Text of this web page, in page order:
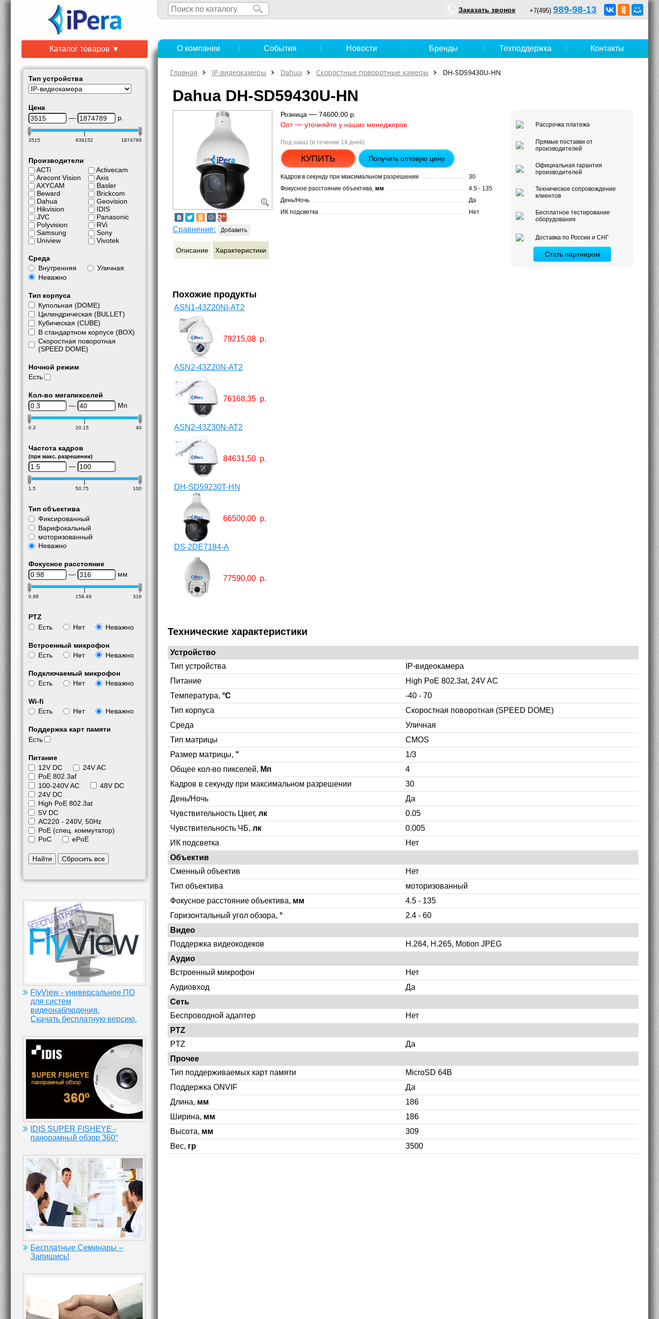
+7(495) 989-98-13
Заказать звонок
Каталог товаров ▼
Тип устройства
Цена
—
р.
3515 939152 1874789
Производители
ACTi
Arecont Vision
AXYCAM
Beward
Dahua
Hikvision
JVC
Polyvision
Samsung
Uniview
Activecam
Axis
Basler
Brickcom
Geovision
IDIS
Panasonic
RVi
Sony
Vivotek
Среда
Внутренняя
Уличная
Неважно
Тип корпуса
Купольная (DOME)
Цилиндрическая (BULLET)
Кубическая (CUBE)
В стандартном корпусе (BOX)
Скоростная поворотная
(SPEED DOME)
Ночной режим
Есть
Кол-во мегапикселей
—
Мп
0.3 20.15 40
Частота кадров
(при макс. разрешении)
—
1.5 50.75 100
Тип объектива
Фиксированный
Варифокальный
моторизованный
Неважно
Фокусное расстояние
—
мм
0.98 158.49 316
PTZ
Есть
Нет Неважно
Встроенный микрофон
Есть
Нет Неважно
Подключаемый микрофон
Есть
Нет Неважно
Wi-fi
Есть
Нет Неважно
Поддержка карт памяти
Есть
Питание
12V DC
24V AC
PoE 802.3af
100-240V AC
48V DC
24V DC
High PoE 802.3at
5V DC
АС220 - 240V, 50Hz
PoE (спец. коммутатор)
PoC
ePoE
Найти Сбросить все
FlyView - универсальное ПО
для систем
видеонаблюдения.
Скачать бесплатную версию.
IDIS SUPER FISHEYE -
панорамный обзор 360°
Бесплатные Семинары –
Запишись!
О компании События Новости Бренды Техподдержка Контакты
Главная IP-видеокамеры Dahua Скоростные поворотные камеры DH-SD59430U-HN
Dahua DH-SD59430U-HN
Сравнение: Добавить
Описание Характеристики
Розница — 74600,00 р.
Опт— уточняйте у наших менеджеров
Под заказ (в течение 14 дней)
КУПИТЬ Получить оптовую цену
Кадров в секунду при максимальном разрешении
30
Фокусное расстояние объектива, мм
4.5 - 135
День/Ночь
Да
ИК подсветка
Нет
Рассрочка платежа
Прямые поставки от
производителей
Официальная гарантия
производителей
Техническое сопровождение
клиентов
Бесплатное тестирование
оборудования
Доставка по России и СНГ
Стать партнером
Похожие продукты
ASN1-43Z20NI-АТ2
79215,08 р.
ASN2-43Z20N-AT2
76168,35 р.
ASN2-43Z30N-AT2
84631,50 р.
DH-SD59230T-HN
66500,00 р.
DS-2DE7184-A
77590,00 р.
Технические характеристики
Устройство
Тип устройства
IP-видеокамера
Питание
High PoE 802.3at, 24V AC
Температура, °C
-40 - 70
Тип корпуса
Скоростная поворотная (SPEED DOME)
Среда
Уличная
Тип матрицы
CMOS
Размер матрицы, "
1/3
Общее кол-во пикселей, Мп
4
Кадров в секунду при максимальном разрешении
30
День/Ночь
Да
Чувствительность Цвет, лк
0.05
Чувствительность ЧБ, лк
0.005
ИК подсветка
Нет
Объектив
Сменный объектив
Нет
Тип объектива
моторизованный
Фокусное расстояние объектива, мм
4.5 - 135
Горизонтальный угол обзора, °
2.4 - 60
Видео
Поддержка видеокодеков
H.264, H.265, Motion JPEG
Аудио
Встроенный микрофон
Нет
Аудиовход
Да
Сеть
Беспроводной адаптер
Нет
PTZ
PTZ
Да
Прочее
Тип поддерживаемых карт памяти
MicroSD 64B
Поддержка ONVIF
Да
Длина, мм
186
Ширина, мм
186
Высота, мм
309
Вес, гр 3500